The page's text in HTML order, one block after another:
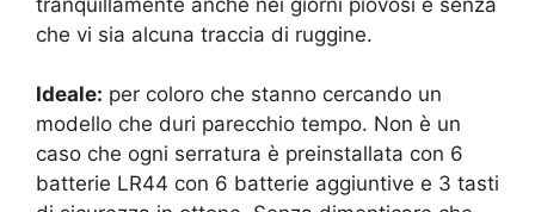
che vi sia alcuna traccia di ruggine.
Ideale: per coloro che stanno cercando un
modello che duri parecchio tempo. Non è un
caso che ogni serratura è preinstallata con 6
batterie LR44 con 6 batterie aggiuntive e 3 tasti